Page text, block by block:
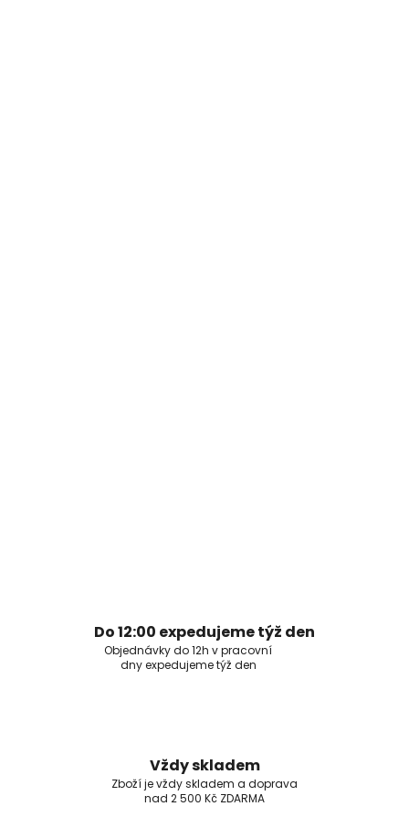
Do 12:00 expedujeme týž den
Objednávky do 12h v pracovní
dny expedujeme týž den
Vždy skladem
Zboží je vždy skladem a doprava
nad 2 500 Kč ZDARMA